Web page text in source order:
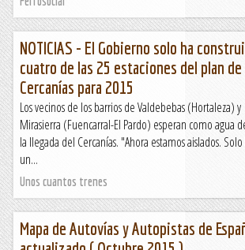
NOTICIAS - El Gobierno solo ha
cuatro de las 25 estaciones del plan de
Cercanías para 2015
Los vecinos de los barrios de Valdebebas (Hortaleza) y
Mirasierra (Fuencarral-El Pardo) esperan como agua
la llegada del Cercanías. "Ahora estamos aislados.
un...
Unos cuantos trenes
Mapa de Autovías y Autopistas de